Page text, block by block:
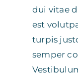
dui vitae
est
turpis
semper